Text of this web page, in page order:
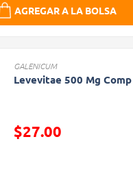
AGREGAR A LA BOLSA
GALENICUM
Levevitae 500 Mg
$27.00